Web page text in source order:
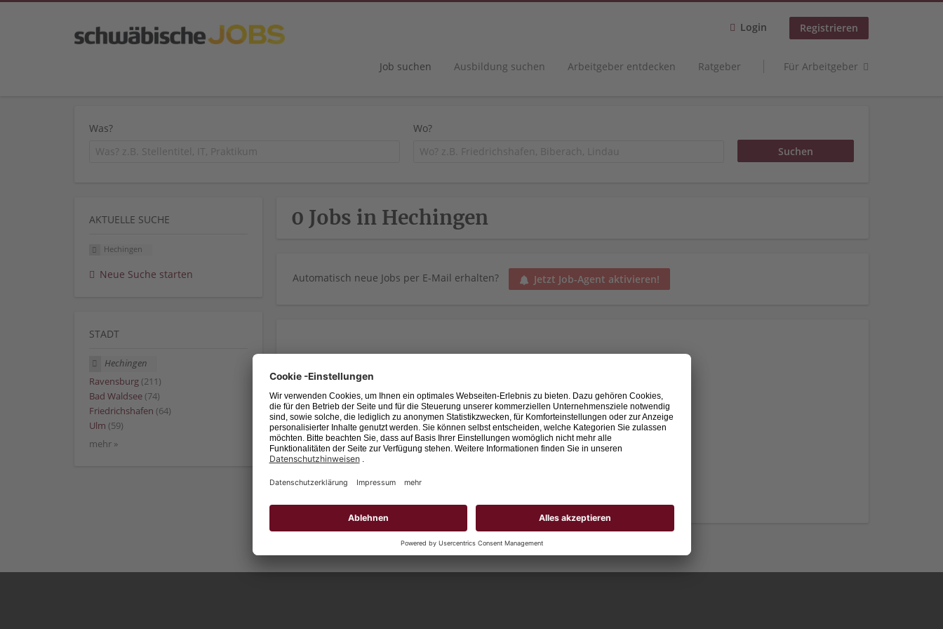
Login Registrieren
Job suchen Ausbildung suchen Arbeitgeber entdecken Ratgeber Für Arbeitgeber
Was? Wo?
0 Jobs in Hechingen
Automatisch neue Jobs per E-Mail erhalten? Jetzt Job-Agent aktivieren!
AKTUELLE SUCHE
Hechingen
Neue Suche starten
STADT
Hechingen
Ravensburg (211)
Bad Waldsee (74)
Friedrichshafen (64)
Ulm (59)
mehr »